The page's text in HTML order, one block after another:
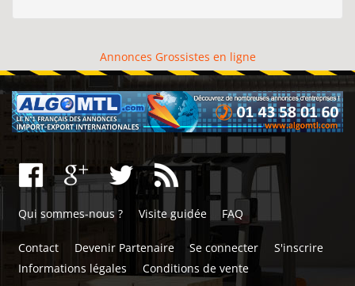
Annonces Grossistes en ligne
Qui sommes-nous ? Visite guidée FAQ
Contact Devenir Partenaire Se connecter
S'inscrire
Informations légales
Conditions de vente